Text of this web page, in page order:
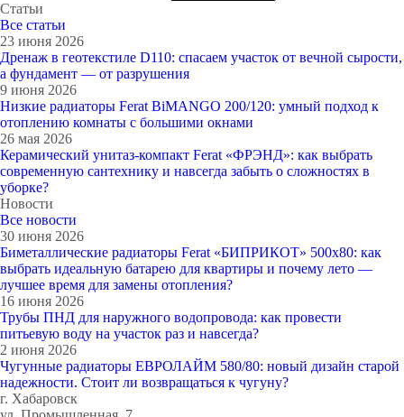
Статьи
Все cтатьи
23 июня 2026
Дренаж в геотекстиле D110: спасаем участок от вечной сырости,
а фундамент — от разрушения
9 июня 2026
Низкие радиаторы Ferat BiMANGO 200/120: умный подход к
отоплению комнаты с большими окнами
26 мая 2026
Керамический унитаз-компакт Ferat «ФРЭНД»: как выбрать
современную сантехнику и навсегда забыть о сложностях в
уборке?
Новости
Все новости
30 июня 2026
Биметаллические радиаторы Ferat «БИПРИКОТ» 500x80: как
выбрать идеальную батарею для квартиры и почему лето —
лучшее время для замены отопления?
16 июня 2026
Трубы ПНД для наружного водопровода: как провести
питьевую воду на участок раз и навсегда?
2 июня 2026
Чугунные радиаторы ЕВРОЛАЙМ 580/80: новый дизайн старой
надежности. Стоит ли возвращаться к чугуну?
г. Хабаровск